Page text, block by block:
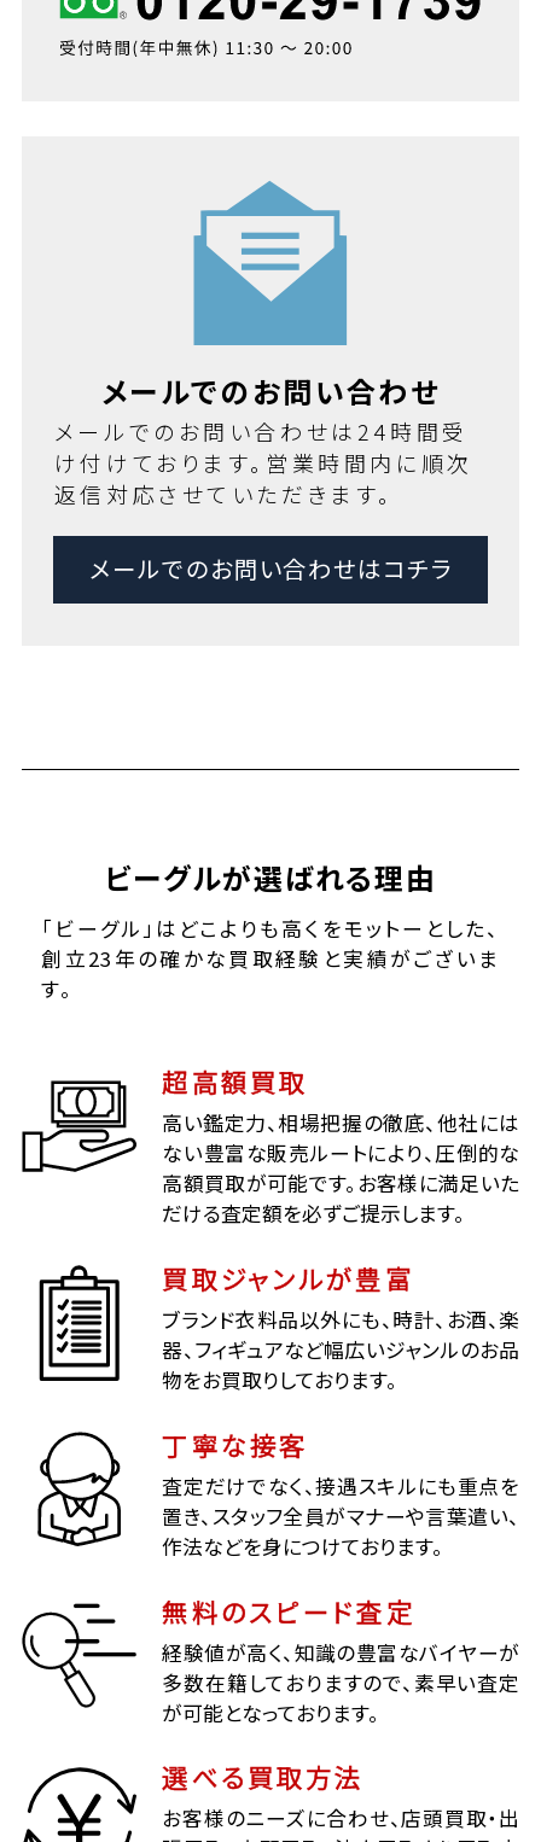
メールでのお問い合わせ
メールでのお問い合わせは24時間受
け付けております。営業時間内に順次
返信対応させていただきます。
メールでのお問い合わせはコチラ
ビーグルが選ばれる理由
「ビーグル」はどこよりも高くをモットーとした、
創立23年の確かな買取経験と実績がございま
す。
超高額買取
高い鑑定力、相場把握の徹底、他社には
ない豊富な販売ルートにより、圧倒的な
高額買取が可能です。お客様に満足いた
だける査定額を必ずご提示します。
買取ジャンルが豊富
ブランド衣料品以外にも、時計、お酒、楽
器、フィギュアなど幅広いジャンルのお品
物をお買取りしております。
丁寧な接客
査定だけでなく、接遇スキルにも重点を
置き、スタッフ全員がマナーや言葉遣い、
作法などを身につけております。
無料のスピード査定
経験値が高く、知識の豊富なバイヤーが
多数在籍しておりますので、素早い査定
が可能となっております。
選べる買取方法
お客様のニーズに合わせ、店頭買取・出